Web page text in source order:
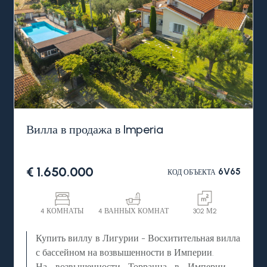
спален, 5 ванных комнат, подсобные помещения
многоцелевого назначения.
Окружает виллу с бассейном в продаже на
побережье Италии, регион Западная Лигурия,
Империя, ухоженный приватный парк-сад с
характерной средиземноморской
растительностью.
Вилла в продажа в Imperia
€ 1.650.000 КОД ОБЪЕКТА6V65
4 КОМНАТЫ 4 ВАННЫХ КОМНАТ 302 М2
Купить виллу в Лигурии - Восхитительная вилла
с бассейном на возвышенности в Империи.